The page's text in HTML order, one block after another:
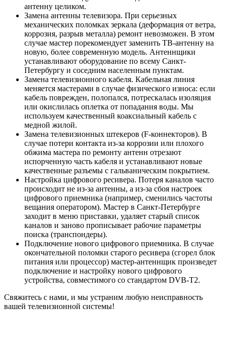
антенну целиком.
Замена антенны телевизора. При серьезных
механических поломках зеркала (деформация от ветра,
коррозия, разрыв металла) ремонт невозможен. В этом
случае мастер порекомендует заменить ТВ-антенну на
новую, более современную модель. Антеннщики
устанавливают оборудование по всему Санкт-
Петербургу и соседним населенным пунктам.
Замена телевизионного кабеля. Кабельная линия
меняется мастерами в случае физического износа: если
кабель поврежден, полопался, потрескалась изоляция
или окислилась оплетка от попадания воды. Мы
используем качественный коаксиальный кабель с
медной жилой.
Замена телевизионных штекеров (F-коннекторов). В
случае потери контакта из-за коррозии или плохого
обжима мастера по ремонту антенн отрезают
испорченную часть кабеля и устанавливают новые
качественные разъемы с гальваническим покрытием.
Настройка цифрового ресивера. Потеря каналов часто
происходит не из-за антенны, а из-за сбоя настроек
цифрового приемника (например, сменились частоты
вещания оператором). Мастер в Санкт-Петербурге
заходит в меню приставки, удаляет старый список
каналов и заново прописывает рабочие параметры
поиска (транспондеры).
Подключение нового цифрового приемника. В случае
окончательной поломки старого ресивера (сгорел блок
питания или процессор) мастер-антеннщик произведет
подключение и настройку нового цифрового
устройства, совместимого со стандартом DVB-T2.
Свяжитесь с нами, и мы устраним любую неисправность
вашей телевизионной системы!